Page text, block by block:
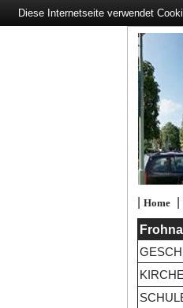
| Home|
Diese Internetseite verwendet